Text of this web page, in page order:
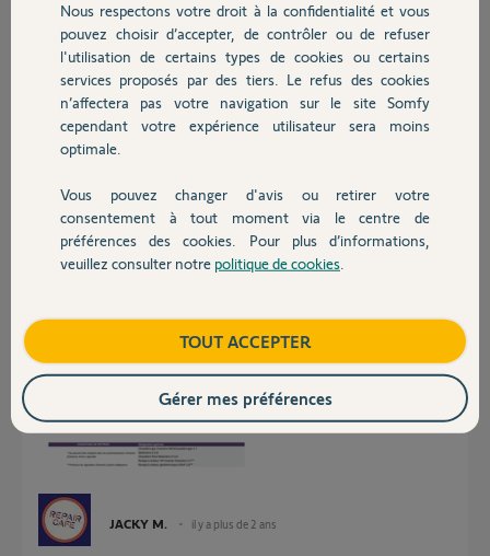
Chauffage
Autres produits
Devis avec un pro
Contact
Comme dans bien des cas toute migration reste compliquée ...
Merci, pour votre réponse
il y a plus de 2 ans
Réponses
Bonjour Alain
Simple curiosité, que pouviez vous faire a travers Tahoma sur votre PAC
car il était impossible de l'intégrer dans les scénarios suivant le
JACKY M. il y a plus de 2 ans
Nous respectons votre droit à la confidentialité et vous
pouvez choisir d’accepter, de contrôler ou de refuser
l'utilisation de certains types de cookies ou certains
services proposés par des tiers. Le refus des cookies
n’affectera pas votre navigation sur le site Somfy
cependant votre expérience utilisateur sera moins
optimale.
Vous pouvez changer d'avis ou retirer votre
consentement à tout moment via le centre de
préférences des cookies. Pour plus d’informations,
veuillez consulter notre politique de cookies
TOUT ACCEPTER
Gérer mes préférences